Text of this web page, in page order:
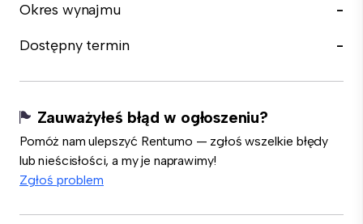
Okres wynajmu
-
Dostępny termin
-
Zauważyłeś błąd w ogłoszeniu?
Pomóż nam ulepszyć Rentumo — zgłoś wszelkie błędy
lub nieścisłości, a my je naprawimy!
Zgłoś problem